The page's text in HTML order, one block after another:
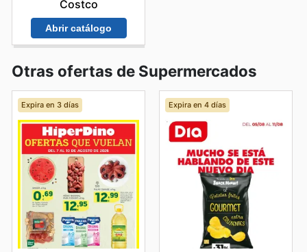
Costco
Abrir catálogo
Otras ofertas de Supermercados
Expira en 3 días Expira en 4 días